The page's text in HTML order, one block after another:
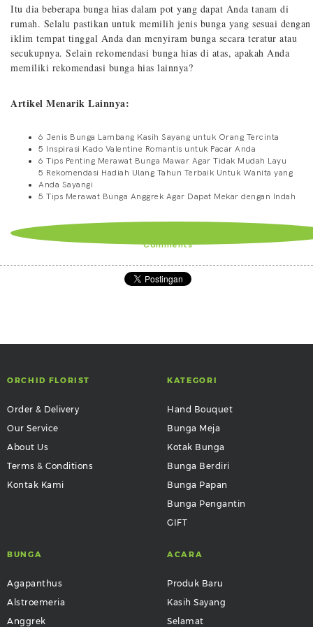
Itu dia beberapa bunga hias dalam pot yang dapat Anda tanam di
rumah. Selalu pastikan untuk memilih jenis bunga yang sesuai dengan
iklim tempat tinggal Anda dan menyiram bunga secara teratur atau
secukupnya. Selain rekomendasi bunga hias di atas, apakah Anda
memiliki rekomendasi bunga hias lainnya?
Artikel Menarik Lainnya:
6 Jenis Bunga Lambang Kasih Sayang untuk Orang Tercinta
5 Inspirasi Kado Valentine Romantis untuk Pacar Anda
6 Tips Penting Merawat Bunga Mawar Agar Tidak Mudah Layu
5 Rekomendasi Hadiah Ulang Tahun Terbaik Untuk Wanita yang
Anda Sayangi
5 Tips Merawat Bunga Anggrek Agar Dapat Mekar dengan Indah
Comments
ORCHID FLORIST
Order & Delivery
Our Service
About Us
Terms & Conditions
Kontak Kami
KATEGORI
Hand Bouquet
Bunga Meja
Kotak Bunga
Bunga Berdiri
Bunga Papan
Bunga Pengantin
GIFT
BUNGA
Agapanthus
Alstroemeria
Anggrek
ACARA
Produk Baru
Kasih Sayang
Selamat